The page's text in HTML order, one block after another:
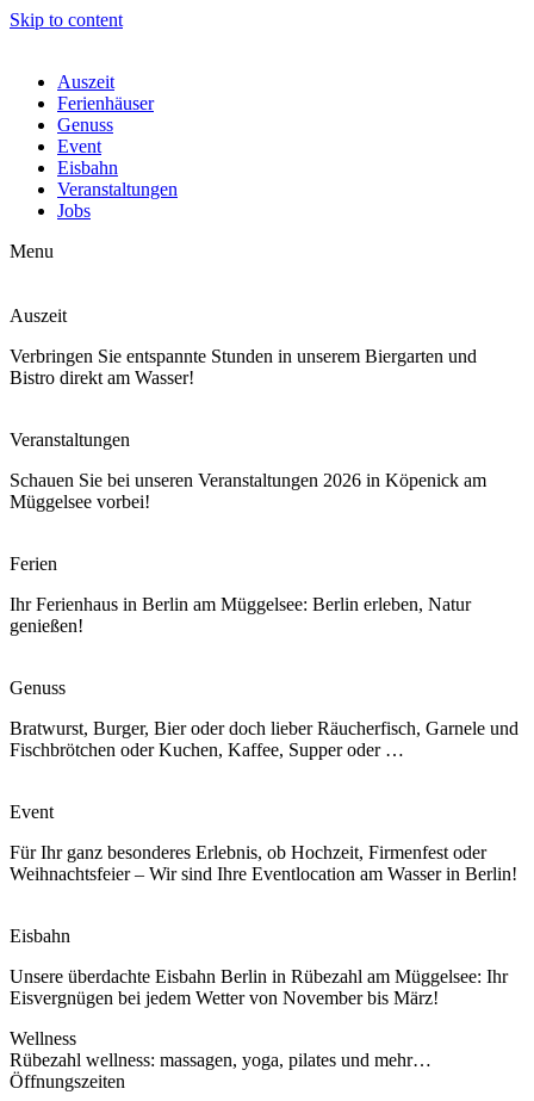
Skip to content
Auszeit
Ferienhäuser
Genuss
Event
Eisbahn
Veranstaltungen
Jobs
Menu
Auszeit
Verbringen Sie entspannte Stunden in unserem Biergarten und
Bistro direkt am Wasser!
Veranstaltungen
Schauen Sie bei unseren Veranstaltungen 2026 in Köpenick am
Müggelsee vorbei!
Ferien
Ihr Ferienhaus in Berlin am Müggelsee: Berlin erleben, Natur
genießen!
Genuss
Bratwurst, Burger, Bier oder doch lieber Räucherfisch, Garnele und
Fischbrötchen oder Kuchen, Kaffee, Supper oder …
Event
Für Ihr ganz besonderes Erlebnis, ob Hochzeit, Firmenfest oder
Weihnachtsfeier – Wir sind Ihre Eventlocation am Wasser in Berlin!
Eisbahn
Unsere überdachte Eisbahn Berlin in Rübezahl am Müggelsee: Ihr
Eisvergnügen bei jedem Wetter von November bis März!
Wellness
Rübezahl wellness: massagen, yoga, pilates und mehr…
Öffnungszeiten